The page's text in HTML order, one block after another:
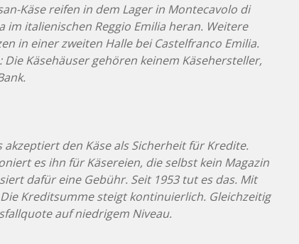
Käse reifen in dem Lager in Montecavolo di
im italienischen Reggio Emilia heran. Weitere
in einer zweiten Halle bei Castelfranco Emilia.
Die Käsehäuser gehören keinem Käsehersteller,
akzeptiert den Käse als Sicherheit für Kredite.
es ihn für Käsereien, die selbst kein Magazin
dafür eine Gebühr. Seit 1953 tut es das. Mit
Kreditsumme steigt kontinuierlich. Gleichzeitig
auf niedrigem Niveau.